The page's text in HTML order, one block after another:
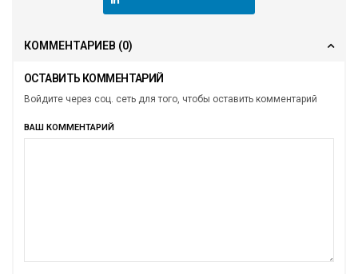
КОММЕНТАРИЕВ (0)
ОСТАВИТЬ КОММЕНТАРИЙ
Войдите через соц. сеть для того, чтобы оставить комментарий
ВАШ КОММЕНТАРИЙ